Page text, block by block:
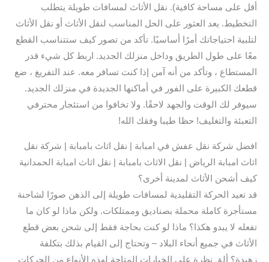
أقل على مساحة كافية). نقل الأثاث لمسافات طويلة يتطلب
التخطيط. يعد العثور على الحل المناسب لنقل الأثاث أو نقل الأثاث
لتلبية احتياجاتك أمرًا أساسيًا. تأكد من تصور كيف ستتناسب القطع
معًا على طول الطريق وداخل منزلك الجديد. اربط كل شيء قدر
المستطاع ، وتأكد من أنه آمن إذا كنت تسافر معه. عند التفريغ ، ضع
قطعك الكبيرة على الفور في أماكنها الجديدة في منزلك الجديد.
سيوفر لك الوقت والجهد لاحقًا. ولا تخافوا من استئجار محترفي
التعبئة والتغليف! حظا طيبا وفقك الله!
افضل شركة نقل عفش في امبابة | نقل اثاث بامبابة | شركة نقل
اثاث امبابة الرياض | نقل الاثاث بامبابة | نقل اثاث امبابة الحمدانية
كيف أشحن الأثاث لمدينة أخرى؟
قد تعيد الحركة التقليدية لمسافات طويلة إلى الذهن صورًا لشاحنة
مستأجرة كاملة محملة بصناديق وممتلكات. ولكن ماذا لو كان ما
تفعله لا يبدو هكذا؟ ماذا لو كنت بحاجة فقط إلى شحن بعض قطع
الأثاث في جميع أنحاء البلاد – وتحتاج إلى القيام بذلك بتكلفة
زهيدة؟ ألق نظرة على الخيارات المتاحة لهذه الأنواع من الحركات